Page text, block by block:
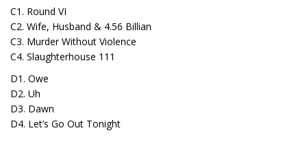
C1. Round VI
C2. Wife, Husband & 4.56 Billian
C3. Murder Without Violence
C4. Slaughterhouse 111
D1. Owe
D2. Uh
D3. Dawn
D4. Let’s Go Out Tonight